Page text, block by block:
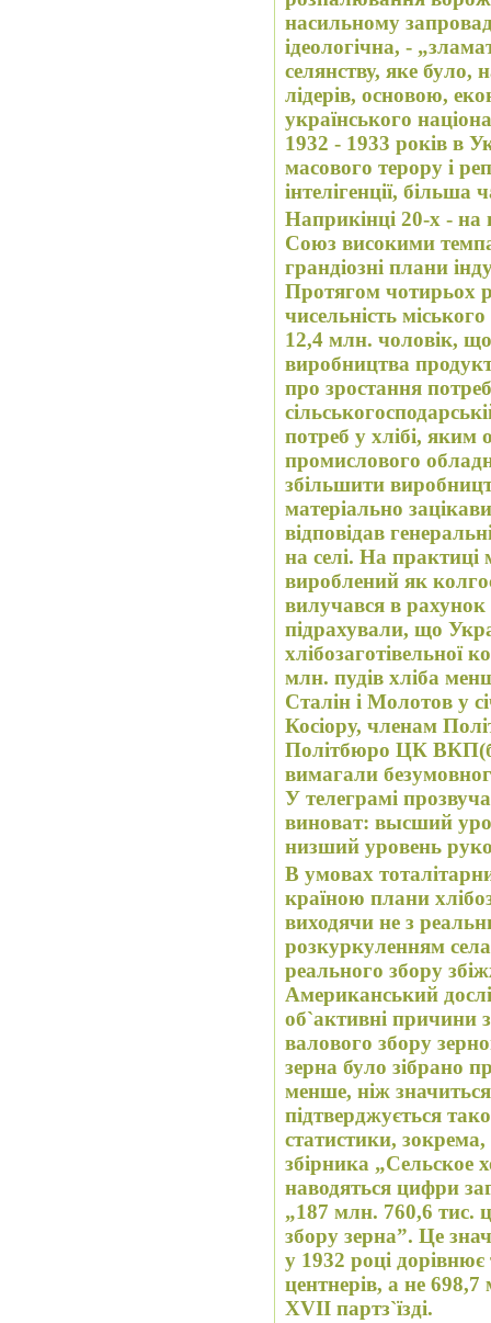
насильному
ідеологічна, - „зламати хребта” українському
селянству, яке
лідерів, основою,
українського
1932 - 1933 років в
масового терору і
інтелігенції,
Наприкінці 20-х - на
Союз високими
грандіозні плани
Протягом чотирьох
чисельність
12,4 млн. чоловік,
виробництва
про зростання
потреб у хлібі, яким
промислового
збільшити
матеріально
відповідав
на селі. На практиці
вироблений як
вилучався в рахунок
підрахували, що
хлібозаготівельної
млн. пудів хліба
Сталін і Молотов у
Косіору, членам
Політбюро ЦК
вимагали
У телеграмі
виноват: высший
низший уровень
В умовах
країною плани
виходячи не з
розкуркуленням села
реального збору
Американський
об`активні причини
валового збору
зерна було зібрано
менше, ніж
підтверджується
статистики,
збірника „Сельское
наводяться цифри
„187 млн. 760,6 тис.
збору зерна”. Це
у 1932 році
центнерів, а не
XVII партз`їзді.